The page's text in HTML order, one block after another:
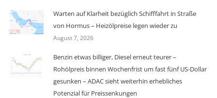
Warten auf Klarheit bezüglich Schifffahrt in Straße
von Hormus – Heizölpreise legen wieder zu
August 7, 2026
Benzin etwas billiger, Diesel erneut teurer –
Rohölpreis binnen Wochenfrist um fast fünf US-Dollar
gesunken – ADAC sieht weiterhin erhebliches
Potenzial für Preissenkungen